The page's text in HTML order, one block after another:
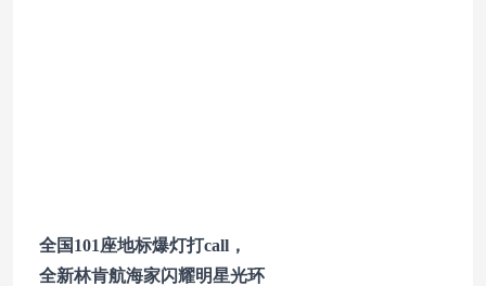
全国101座地标爆灯打call，
全新林肯航海家闪耀明星光环